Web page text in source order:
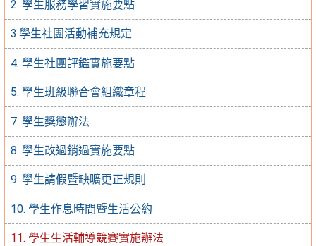
2. 學生服務學習實施要點
3.學生社團活動補充規定
4. 學生社團評鑑實施要點
5. 學生班級聯合會組織章程
7. 學生獎懲辦法
8. 學生改過銷過實施要點
9. 學生請假暨缺曠更正規則
10. 學生作息時間暨生活公約
11. 學生生活輔導競賽實施辦法